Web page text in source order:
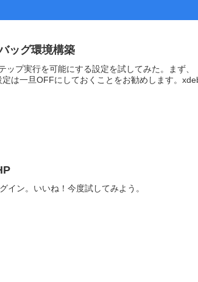
ッグ環境構築
プ実行を可能にする設定を試してみた。まず、
は一旦OFFにしておくことをお勧めします。
イン。いいね！今度試してみよう。